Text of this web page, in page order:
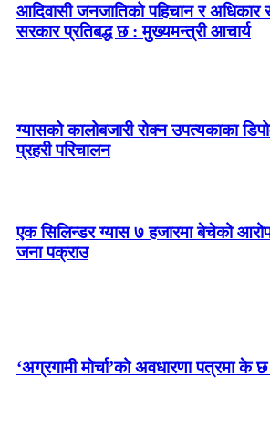
आदिवासी जनजातिको पहिचान र अधिकार
सरकार प्रतिबद्ध छ : मुख्यमन्त्री आचार्य
ग्यासको कालोबजारी रोक्न उपत्यकाका
प्रहरी परिचालन
एक सिलिन्डर ग्यास ७ हजारमा बेचेको
जना पक्राउ
‘अग्रगामी मोर्चा’को अवधारणा पत्रमा के